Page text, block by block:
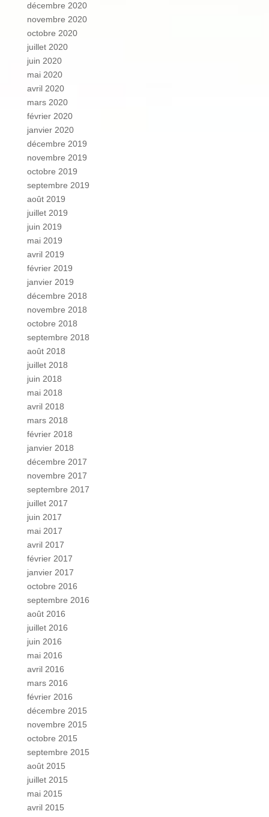
décembre 2020
novembre 2020
octobre 2020
juillet 2020
juin 2020
mai 2020
avril 2020
mars 2020
février 2020
janvier 2020
décembre 2019
novembre 2019
octobre 2019
septembre 2019
août 2019
juillet 2019
juin 2019
mai 2019
avril 2019
février 2019
janvier 2019
décembre 2018
novembre 2018
octobre 2018
septembre 2018
août 2018
juillet 2018
juin 2018
mai 2018
avril 2018
mars 2018
février 2018
janvier 2018
décembre 2017
novembre 2017
septembre 2017
juillet 2017
juin 2017
mai 2017
avril 2017
février 2017
janvier 2017
octobre 2016
septembre 2016
août 2016
juillet 2016
juin 2016
mai 2016
avril 2016
mars 2016
février 2016
décembre 2015
novembre 2015
octobre 2015
septembre 2015
août 2015
juillet 2015
mai 2015
avril 2015